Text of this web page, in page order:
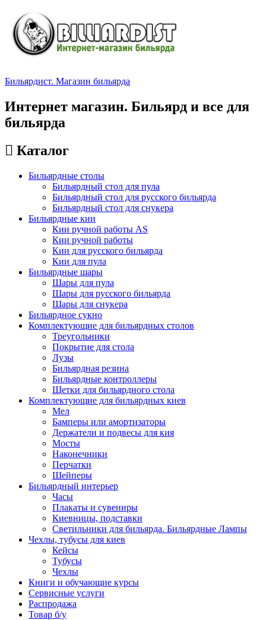
Бильярдист. Магазин бильярда
Интернет магазин. Бильярд и все для
бильярда
Каталог
Бильярдные столы
Бильярдный стол для пула
Бильярдный стол для русского бильярда
Бильярдный стол для снукера
Бильярдные кии
Кии ручной работы AS
Кии ручной работы
Кии для русского бильярда
Кии для пула
Бильярдные шары
Шары для пула
Шары для русского бильярда
Шары для снукера
Бильярдное сукно
Комплектующие для бильярдных столов
Треугольники
Покрытие для стола
Лузы
Бильярдная резина
Бильярдные контроллеры
Щетки для бильярдного стола
Комплектующие для бильярдных киев
Мел
Бамперы или амортизаторы
Держатели и подвесы для кия
Мосты
Наконечники
Перчатки
Шейперы
Бильярдный интерьер
Часы
Плакаты и сувениры
Киевницы, подставки
Светильники для бильярда. Бильярдные Лампы
Чехлы, тубусы для киев
Кейсы
Тубусы
Чехлы
Книги и обучающие курсы
Сервисные услуги
Распродажа
Товар б/у